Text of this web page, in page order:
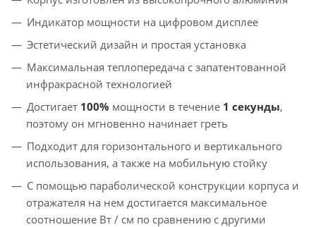
Индикатор мощности на цифровом дисплее
Эстетический дизайн и простая установка
Максимальная теплопередача с запатентованной
инфракрасной технологией
Достигает 100% мощности в течение 1 секунды,
поэтому он мгновенно начинает греть
Подходит для горизонтального и вертикального
использования, а также на мобильную стойку
С помощью параболической конструкции корпуса и
отражателя на нем достигается максимальное
соотношение Вт / см по сравнению с другими